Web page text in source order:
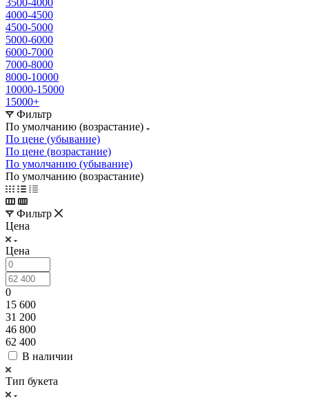
4000-4500
4500-5000
5000-6000
6000-7000
7000-8000
8000-10000
10000-15000
15000+
Фильтр
По умолчанию (возрастание)
По цене (убывание)
По цене (возрастание)
По умолчанию (убывание)
По умолчанию (возрастание)
Фильтр
Цена
Цена
0
15 600
31 200
46 800
62 400
В наличии
Тип букета